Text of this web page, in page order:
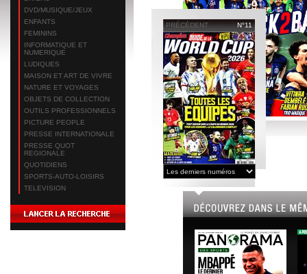
DVD/MUSIQUE/JEUX
ENFANTS
FEMININS
INFORMATIQUE ET
NUMERIQUE
LUDIQUES
MAISON ET ART DE VIVRE
NATURE ET VOYAGES
OBJETS DE COLLECTION
OUTILS PROFESSIONNELS
PICTURE PEOPLE
PRESSE INTERNATIONALE
PRESSE QUOT
REGIONALE
QUOTIDIENS
SPORTS-AUTO-LOISIRS
TELEVISION
PRÉCÉDENT N°11